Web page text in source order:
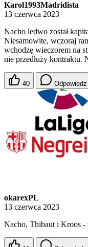
Karol1993Madridista
13 czerwca 2023
Nacho ledwo został
Niesamowite, wczoraj
wchodzę wieczorem na
nie przedłuży kontraktu.
40 Odpowiedz
okarexPL
13 czerwca 2023
Nacho, Thibaut i Kroos -